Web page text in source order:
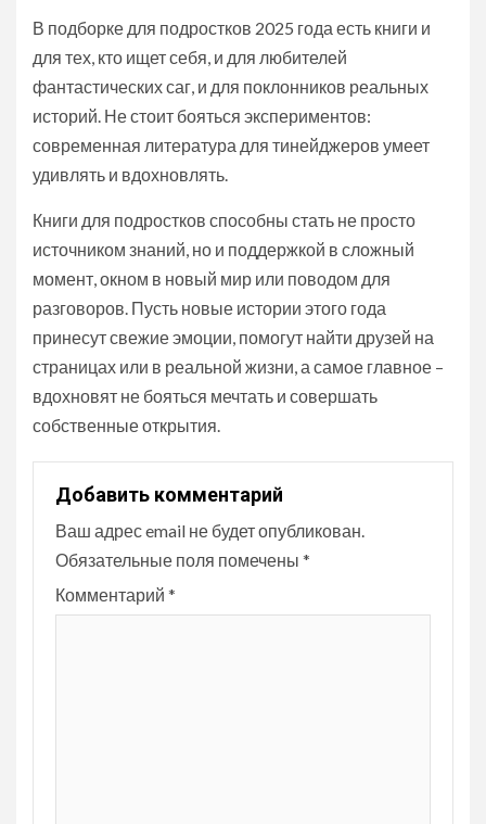
В подборке для подростков 2025 года есть книги и
для тех, кто ищет себя, и для любителей
фантастических саг, и для поклонников реальных
историй. Не стоит бояться экспериментов:
современная литература для тинейджеров умеет
удивлять и вдохновлять.
Книги для подростков способны стать не просто
источником знаний, но и поддержкой в сложный
момент, окном в новый мир или поводом для
разговоров. Пусть новые истории этого года
принесут свежие эмоции, помогут найти друзей на
страницах или в реальной жизни, а самое главное –
вдохновят не бояться мечтать и совершать
собственные открытия.
Добавить комментарий
Ваш адрес email не будет опубликован.
Обязательные поля помечены *
Комментарий *